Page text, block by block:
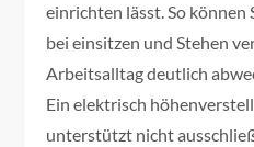
einrichten lässt. So können
bei einsitzen und Stehen
Arbeitsalltag deutlich
Ein elektrisch
unterstützt nicht